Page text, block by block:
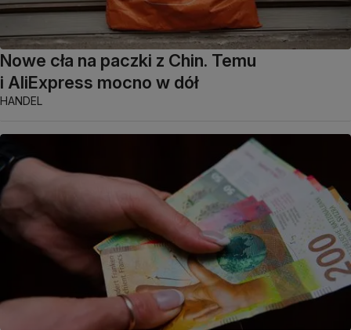
Nowe cła na paczki z Chin. Temu
i AliExpress mocno w dół
HANDEL